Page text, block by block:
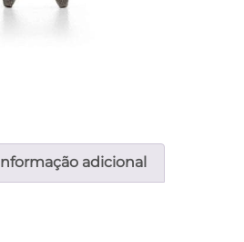
Informação adicional